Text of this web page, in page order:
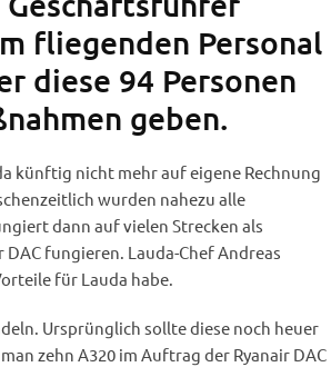
fliegenden Personal
diese 94 Personen
geben.
künftig nicht mehr auf eigene Rechnung
wurden nahezu alle
dann auf vielen Strecken als
fungieren. Lauda-Chef Andreas
für Lauda habe.
Ursprünglich sollte diese noch heuer
zehn A320 im Auftrag der Ryanair DAC